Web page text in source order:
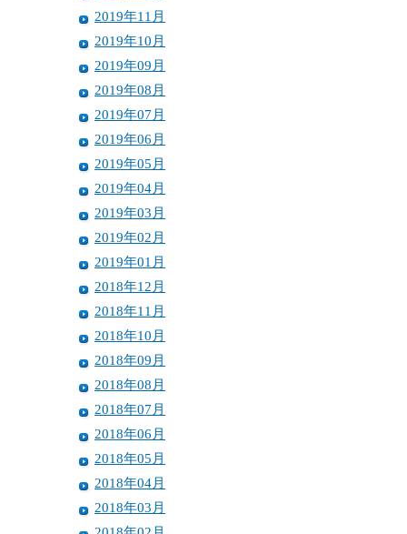
2019年11月
2019年10月
2019年09月
2019年08月
2019年07月
2019年06月
2019年05月
2019年04月
2019年03月
2019年02月
2019年01月
2018年12月
2018年11月
2018年10月
2018年09月
2018年08月
2018年07月
2018年06月
2018年05月
2018年04月
2018年03月